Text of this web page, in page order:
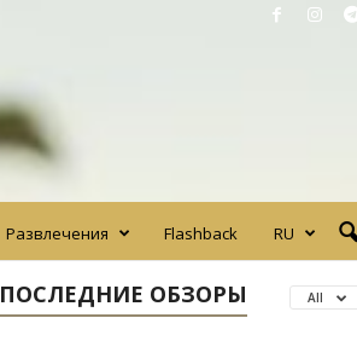
Развлечения Flashback RU
ПОСЛЕДНИЕ ОБЗОРЫ All